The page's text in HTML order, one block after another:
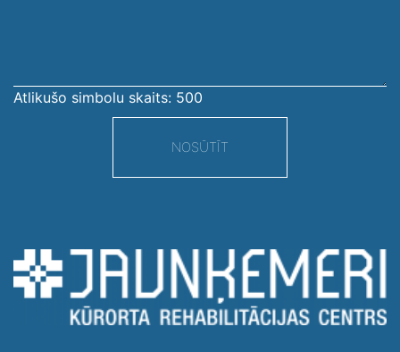
Atlikušo simbolu skaits: 500
NOSŪTĪT